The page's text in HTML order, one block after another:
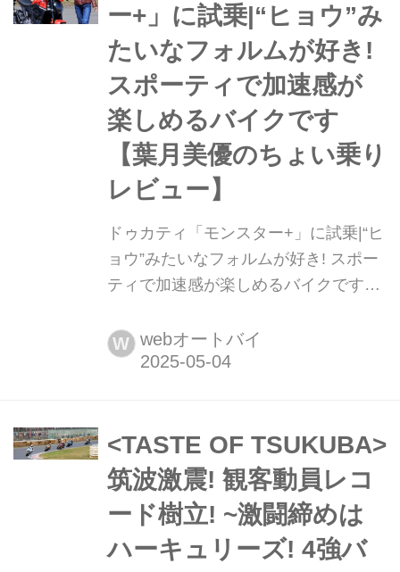
ー+」に試乗|“ヒョウ”み
たいなフォルムが好き!
スポーティで加速感が
楽しめるバイクです
【葉月美優のちょい乗り
レビュー】
ドゥカティ「モンスター+」に試乗|“ヒ
ョウ”みたいなフォルムが好き! スポー
ティで加速感が楽しめるバイクです
ディア向けの輸入車試乗会「JAIA(ジ
ャイア)」が2025年4月9日に、神奈川
月美優さんをライダーに迎え、彼女が
気になっていたという計10機種を撮影
&試乗! この記事では、ドゥカティ「モ
ンスター+」のファー...
W webオートバイ
<TASTE OF TSUKUBA>
筑波激震! 観客動員レコ
ード樹立! ~激闘締めは
ハーキュリーズ! 4強バ